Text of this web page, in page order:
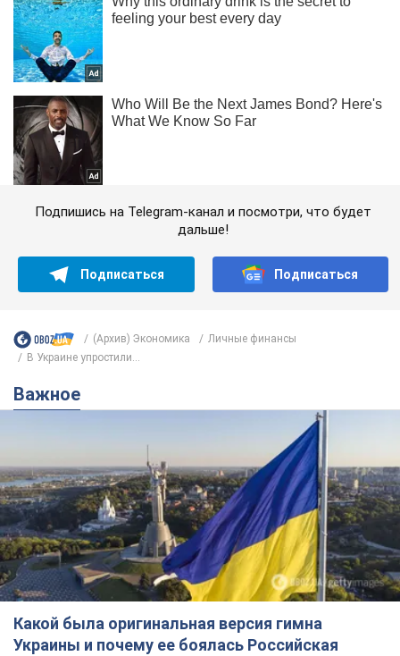
Подпишись на Telegram-канал и посмотри, что будет
дальше!
Подписаться Подписаться
(Архив) Экономика
Личные финансы
В Украине упростили...
Важное
Какой была оригинальная версия гимна
Украины и почему ее боялась Российская